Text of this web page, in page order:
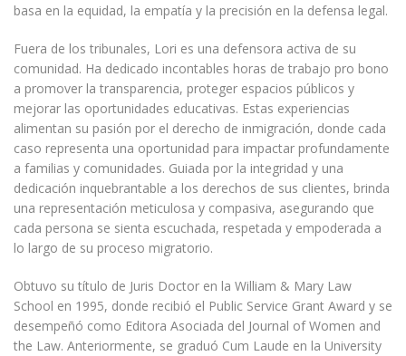
basa en la equidad, la empatía y la precisión en la defensa legal.
Fuera de los tribunales, Lori es una defensora activa de su
comunidad. Ha dedicado incontables horas de trabajo pro bono
a promover la transparencia, proteger espacios públicos y
mejorar las oportunidades educativas. Estas experiencias
alimentan su pasión por el derecho de inmigración, donde cada
caso representa una oportunidad para impactar profundamente
a familias y comunidades. Guiada por la integridad y una
dedicación inquebrantable a los derechos de sus clientes, brinda
una representación meticulosa y compasiva, asegurando que
cada persona se sienta escuchada, respetada y empoderada a
lo largo de su proceso migratorio.
Obtuvo su título de Juris Doctor en la William & Mary Law
School en 1995, donde recibió el Public Service Grant Award y se
desempeñó como Editora Asociada del Journal of Women and
the Law. Anteriormente, se graduó Cum Laude en la University